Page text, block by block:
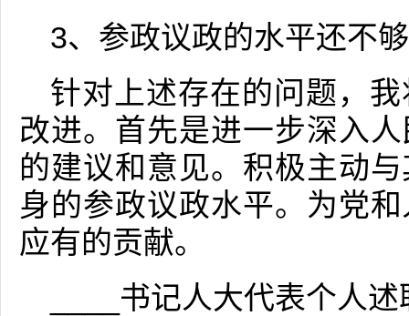
3、参政议政的水平还不
针对上述存在的问题，
改进。首先是进一步深入
的建议和意见。积极主动
身的参政议政水平。为党
应有的贡献。
____书记人大代表个人